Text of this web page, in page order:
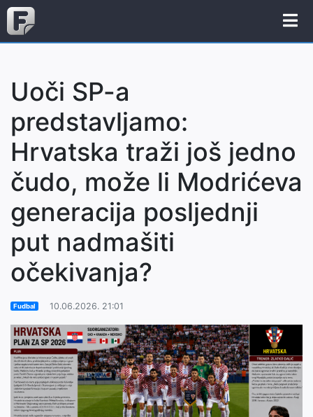
Uoči SP-a
predstavljamo:
Hrvatska traži još jedno
čudo, može li Modrićeva
generacija posljednji
put nadmašiti
očekivanja?
Fudbal 10.06.2026. 21:01